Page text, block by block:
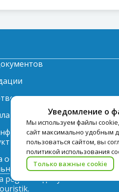
Уведомление о
Мы используем файлы
сайт максимально удобным
пользоваться сайтом, вы
политикой использования
Только важные cookie
по
обработки
данных
допускается